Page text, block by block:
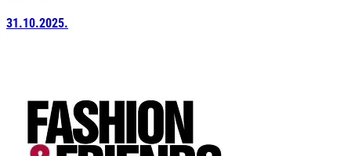
31.10.2025.